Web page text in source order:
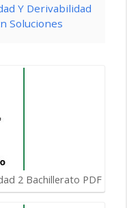
Y Derivabilidad
Soluciones
2 Bachillerato PDF